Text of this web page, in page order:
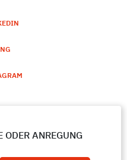
ANREGUNG